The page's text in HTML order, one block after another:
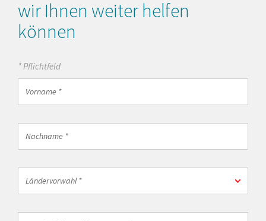
wir Ihnen weiter helfen
können
* Pflichtfeld
Ländervorwahl *